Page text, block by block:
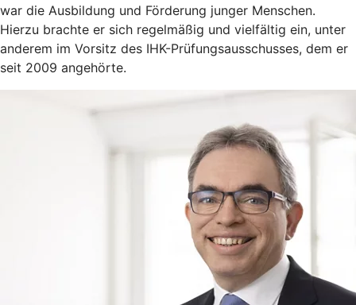
war die Ausbildung und Förderung junger Menschen.
Hierzu brachte er sich regelmäßig und vielfältig ein, unter
anderem im Vorsitz des IHK-Prüfungsausschusses, dem er
seit 2009 angehörte.